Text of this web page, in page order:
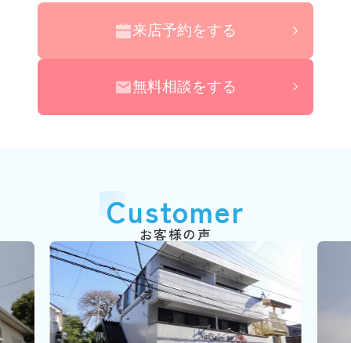
来店予約をする
無料相談をする
Customer
お客様の声